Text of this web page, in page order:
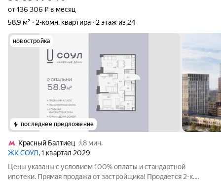
от 136 306 ₽ в месяц
58,9 м²
2-комн. квартира 2 этаж из 24
новостройка
последнее предложение
Красный Балтиец
8 мин.
ЖК СОУЛ, 1 квартал 2029
Цены указаны с условием 100% оплаты и стандартной
ипотеки. Прямая продажа от застройщика! Продается 2-к.